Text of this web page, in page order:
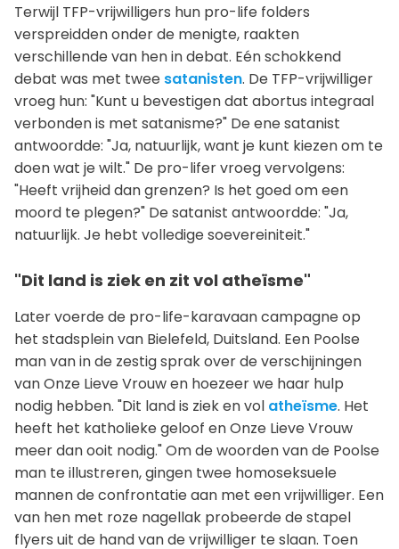
Terwijl TFP-vrijwilligers hun pro-life folders
verspreidden onder de menigte, raakten
verschillende van hen in debat. Eén schokkend
debat was met twee satanisten. De TFP-vrijwilliger
vroeg hun: "Kunt u bevestigen dat abortus integraal
verbonden is met satanisme?" De ene satanist
antwoordde: "Ja, natuurlijk, want je kunt kiezen om te
doen wat je wilt." De pro-lifer vroeg vervolgens:
"Heeft vrijheid dan grenzen? Is het goed om een
moord te plegen?" De satanist antwoordde: "Ja,
natuurlijk. Je hebt volledige soevereiniteit."
"Dit land is ziek en zit vol atheïsme"
Later voerde de pro-life-karavaan campagne op
het stadsplein van Bielefeld, Duitsland. Een Poolse
man van in de zestig sprak over de verschijningen
van Onze Lieve Vrouw en hoezeer we haar hulp
nodig hebben. "Dit land is ziek en vol atheïsme. Het
heeft het katholieke geloof en Onze Lieve Vrouw
meer dan ooit nodig." Om de woorden van de Poolse
man te illustreren, gingen twee homoseksuele
mannen de confrontatie aan met een vrijwilliger. Een
van hen met roze nagellak probeerde de stapel
flyers uit de hand van de vrijwilliger te slaan. Toen